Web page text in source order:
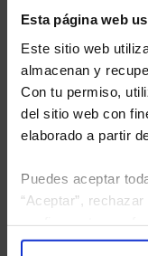
Esta página web
Este sitio web
almacenan y
Con tu permiso,
del sitio web con
elaborado a partir
Puedes aceptar
“Aceptar”,
“Configuración”.
He leídola